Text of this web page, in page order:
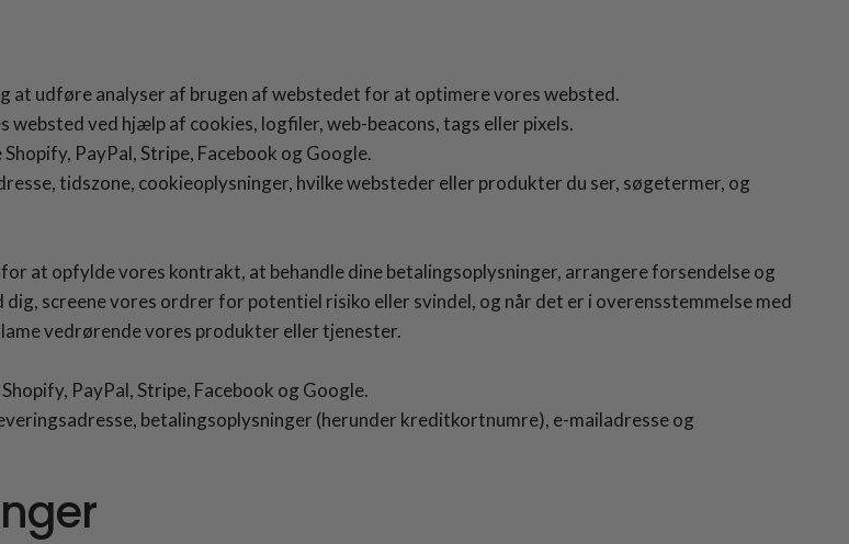
udføre analyser af brugen af webstedet for at optimere vores websted.
websted ved hjælp af cookies, logfiler, web-beacons, tags eller pixels.
PayPal, Stripe, Facebook og Google.
tidszone, cookieoplysninger, hvilke websteder eller produkter du ser, søgetermer, og
at opfylde vores kontrakt, at behandle dine betalingsoplysninger, arrangere forsendelse og
screene vores ordrer for potentiel risiko eller svindel, og når det er i overensstemmelse med
vedrørende vores produkter eller tjenester.
PayPal, Stripe, Facebook og Google.
betalingsoplysninger (herunder kreditkortnumre), e-mailadresse og